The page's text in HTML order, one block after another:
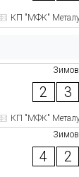
КП "МФК"
2 3
КП "МФК"
4 2